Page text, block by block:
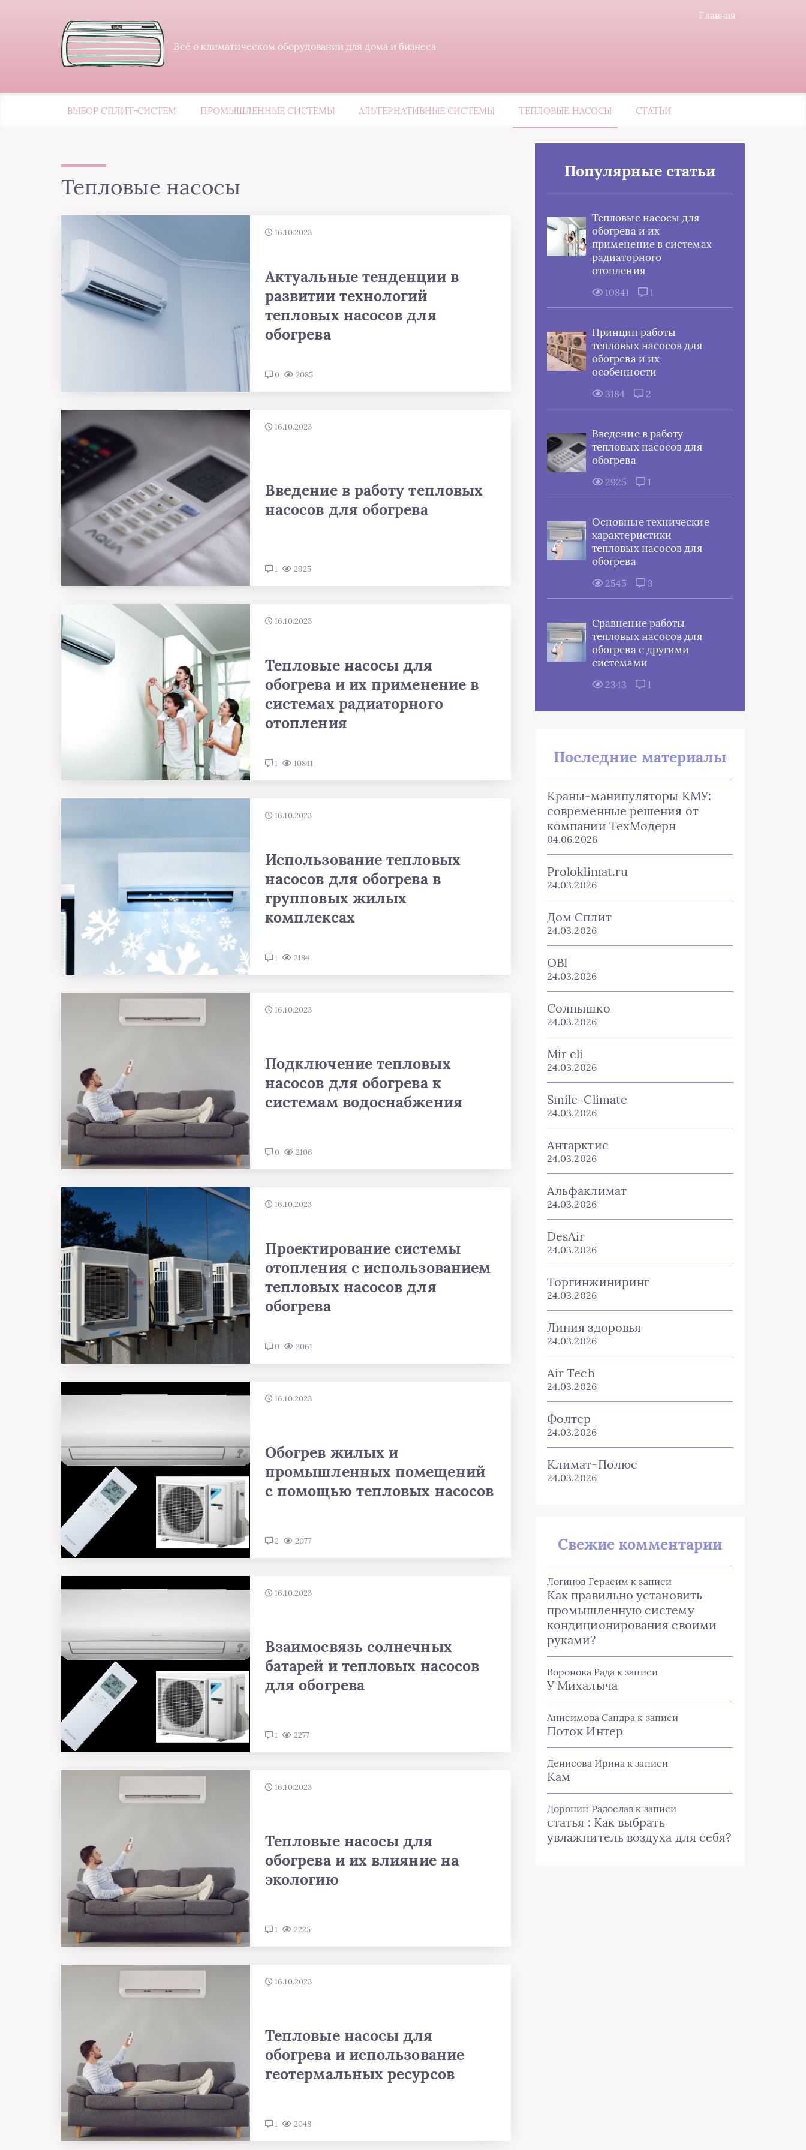
Главная
Всё о климатическом оборудовании для дома и бизнеса
ВЫБОР СПЛИТ-СИСТЕМ ПРОМЫШЛЕННЫЕ СИСТЕМЫ АЛЬТЕРНАТИВНЫЕ СИСТЕМЫ ТЕПЛОВЫЕ НАСОСЫ СТАТЬИ
Тепловые насосы
16.10.2023
Актуальные тенденции в
развитии технологий
тепловых насосов для
обогрева
0 2085
16.10.2023
Введение в работу тепловых
насосов для обогрева
1 2925
16.10.2023
Тепловые насосы для
обогрева и их применение в
системах радиаторного
отопления
1 10841
16.10.2023
Использование тепловых
насосов для обогрева в
групповых жилых
комплексах
1 2184
16.10.2023
Подключение тепловых
насосов для обогрева к
системам водоснабжения
0 2106
16.10.2023
Проектирование системы
отопления с использованием
тепловых насосов для
обогрева
0 2061
16.10.2023
Обогрев жилых и
промышленных помещений
с помощью тепловых насосов
2 2077
16.10.2023
Взаимосвязь солнечных
батарей и тепловых насосов
для обогрева
1 2277
16.10.2023
Тепловые насосы для
обогрева и их влияние на
экологию
1 2225
16.10.2023
Тепловые насосы для
обогрева и использование
геотермальных ресурсов
1 2048
Популярные статьи
Тепловые насосы для
обогрева и их
применение в системах
радиаторного
отопления
10841 1
Принцип работы
тепловых насосов для
обогрева и их
особенности
3184 2
Введение в работу
тепловых насосов для
обогрева
2925 1
Основные технические
характеристики
тепловых насосов для
обогрева
2545 3
Сравнение работы
тепловых насосов для
обогрева с другими
системами
2343 1
Последние материалы
Краны-манипуляторы КМУ:
современные решения от
компании ТехМодерн
04.06.2026
Proloklimat.ru
24.03.2026
Дом Сплит
24.03.2026
OBI
24.03.2026
Солнышко
24.03.2026
Mir cli
24.03.2026
Smile-Climate
24.03.2026
Антарктис
24.03.2026
Альфаклимат
24.03.2026
DesAir
24.03.2026
Торгинжиниринг
24.03.2026
Линия здоровья
24.03.2026
Air Tech
24.03.2026
Фолтер
24.03.2026
Климат-Полюс
24.03.2026
Свежие комментарии
Логинов Герасим к записи
Как правильно установить
промышленную систему
кондиционирования своими
руками?
Воронова Рада к записи
У Михалыча
Анисимова Сандра к записи
Поток Интер
Денисова Ирина к записи
Кам
Доронин Радослав к записи
статья : Как выбрать
увлажнитель воздуха для себя?